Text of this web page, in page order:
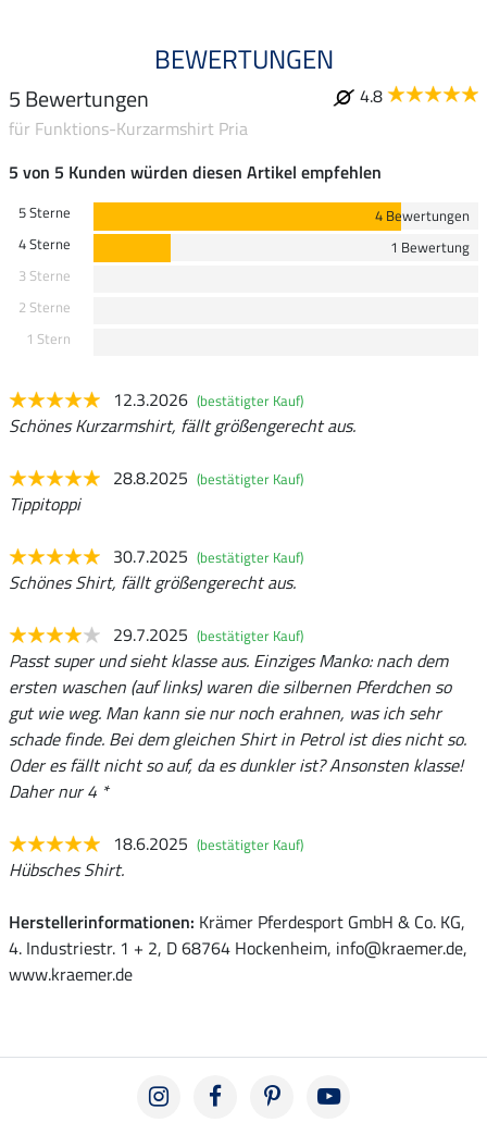
BEWERTUNGEN
5 Bewertungen
4.8
für Funktions-Kurzarmshirt Pria
5 von 5 Kunden würden diesen Artikel empfehlen
5 Sterne
4 Bewertungen
4 Sterne
1 Bewertung
3 Sterne
2 Sterne
1 Stern
12.3.2026 (bestätigter Kauf)
Schönes Kurzarmshirt, fällt größengerecht aus.
28.8.2025 (bestätigter Kauf)
Tippitoppi
30.7.2025 (bestätigter Kauf)
Schönes Shirt, fällt größengerecht aus.
29.7.2025 (bestätigter Kauf)
Passt super und sieht klasse aus. Einziges Manko: nach dem
ersten waschen (auf links) waren die silbernen Pferdchen so
gut wie weg. Man kann sie nur noch erahnen, was ich sehr
schade finde. Bei dem gleichen Shirt in Petrol ist dies nicht so.
Oder es fällt nicht so auf, da es dunkler ist? Ansonsten klasse!
Daher nur 4 *
18.6.2025 (bestätigter Kauf)
Hübsches Shirt.
Herstellerinformationen: Krämer Pferdesport GmbH & Co. KG,
4. Industriestr. 1 + 2, D 68764 Hockenheim, info@kraemer.de,
www.kraemer.de